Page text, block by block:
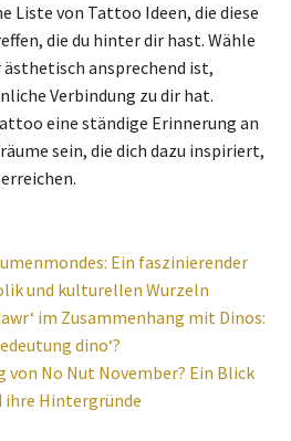
Liste von Tattoo Ideen, die diese
die du hinter dir hast. Wähle
ansprechend ist,
Verbindung zu dir hat.
eine ständige Erinnerung an
sein, die dich dazu inspiriert,
Ein faszinierender
und kulturellen Wurzeln
im Zusammenhang mit Dinos:
dino‘?
von No Nut November? Ein Blick
ihre Hintergründe